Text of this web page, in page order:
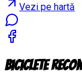
Vezi pe hartă
Biciclete